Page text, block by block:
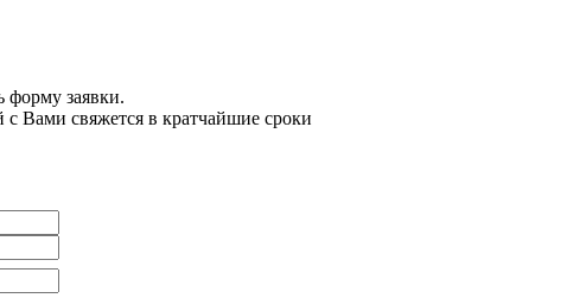
форму заявки.
с Вами свяжется в кратчайшие сроки